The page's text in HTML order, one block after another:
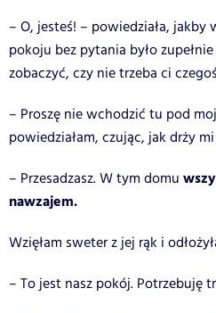
– O, jesteś! – powiedziała,
pokoju bez pytania było
zobaczyć, czy nie trzeba ci
– Proszę nie wchodzić tu pod
powiedziałam, czując, jak drży mi
– Przesadzasz. W tym domu
nawzajem.
Wzięłam sweter z jej rąk i
– To jest nasz pokój. Potrzebuję